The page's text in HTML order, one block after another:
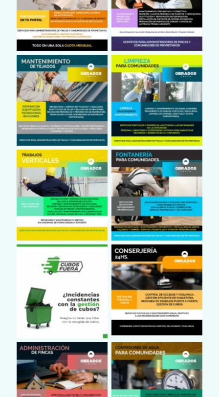
Cámaras en Portales Cerrajería
Reparación de Tejados
en Madrid
Limpieza en
Comunidades
Trabajos Verticales
Fontanero, comunidades
de vecinos
Sacar Cubos Conserjería